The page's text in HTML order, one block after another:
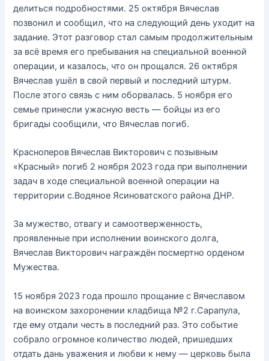
делиться подробностями. 25 октября Вячеслав
позвонил и сообщил, что на следующий день уходит на
задание. Этот разговор стал самым продолжительным
за всё время его пребывания на специальной военной
операции, и казалось, что он прощался. 26 октября
Вячеслав ушёл в свой первый и последний штурм.
После этого связь с ним оборвалась. 5 ноября его
семье принесли ужасную весть — бойцы из его
бригады сообщили, что Вячеслав погиб.
Красноперов Вячеслав Викторович с позывным
«Красный» погиб 2 ноября 2023 года при выполнении
задач в ходе специальной военной операции на
территории с.Водяное Ясиноватского района ДНР.
За мужество, отвагу и самоотверженность,
проявленные при исполнении воинского долга,
Вячеслав Викторович награждён посмертно орденом
Мужества.
15 ноября 2023 года прошло прощание с Вячеславом
на воинском захоронении кладбища №2 г.Сарапула,
где ему отдали честь в последний раз. Это событие
собрало огромное количество людей, пришедших
отдать дань уважения и любви к нему — церковь была